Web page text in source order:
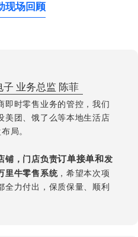
现场回顾
子 业务总监 陈菲
即时零售业务的管控，我们
美团、饿了么等本地生活店
局。
铺，门店负责订单接单和 发
里牛零售系统，希望本次项
全力付出，保质保量、顺利